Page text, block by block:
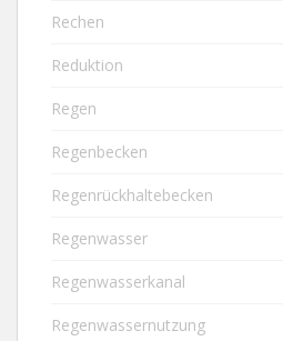
Rechen
Reduktion
Regen
Regenbecken
Regenrückhaltebecken
Regenwasser
Regenwasserkanal
Regenwassernutzung